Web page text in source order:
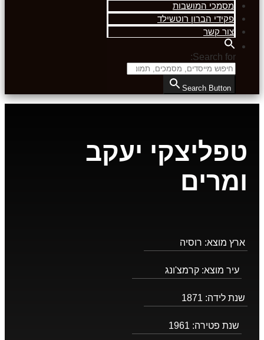
מסמכי המושבות
פקידי הברון רוטשילד
צור קשר
Search for:
Search Button
טפליצקי יעקב
ומרים
ארץ מוצא: רוסיה
עיר מוצא: קרמצ'ונג
שנת לידה: 1871
שנת פטירה: 1961